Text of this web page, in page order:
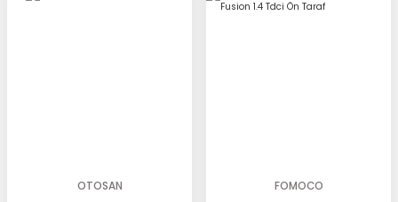
OTOSAN
FOMOCO